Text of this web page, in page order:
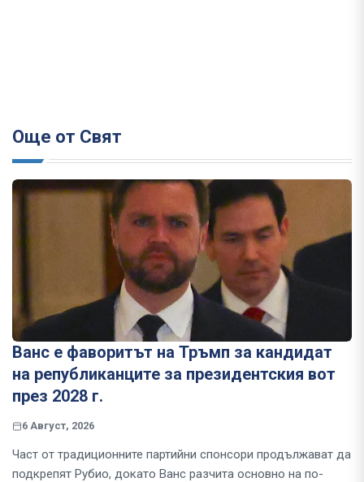
Още от Свят
Ванс е фаворитът на Тръмп за кандидат
на републиканците за президентския вот
през 2028 г.
6 Август, 2026
Част от традиционните партийни спонсори продължават да
подкрепят Рубио, докато Ванс разчита основно на по-